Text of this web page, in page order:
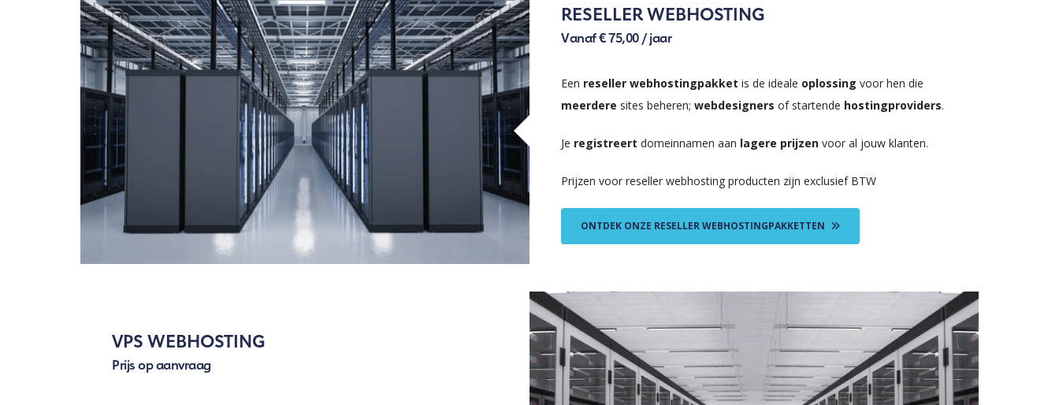
RESELLER WEBHOSTING
Vanaf € 75,00 / jaar
Een reseller webhostingpakket is de ideale oplossing voor hen die
meerdere sites beheren; webdesigners of startende hostingproviders.
Je registreert domeinnamen aan lagere prijzen voor al jouw klanten.
Prijzen voor reseller webhosting producten zijn exclusief BTW
ONTDEK ONZE RESELLER WEBHOSTINGPAKKETTEN
VPS WEBHOSTING
Prijs op aanvraag